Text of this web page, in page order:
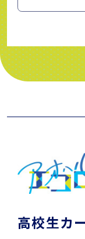
高校生カ